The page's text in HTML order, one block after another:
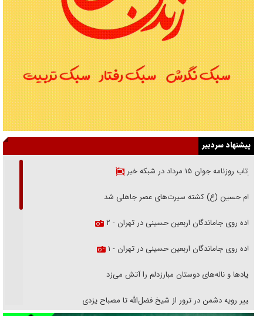
پیشنهاد سردبیر
بازتاب روزنامه جوان ۱۵ مرداد در شبکه خبر
امام حسین (ع) کشته سیرت‌های عصر جاهلی شد
پیاده روی جاماندگان اربعین حسینی در تهران - ۲
پیاده روی جاماندگان اربعین حسینی در تهران - ۱
فریاد‌ها و ناله‌های دوستان مبارزدلم را آتش می‌زد
تغییر رویه دشمن در ترور از شیخ فضل‌الله تا مصباح یزدی